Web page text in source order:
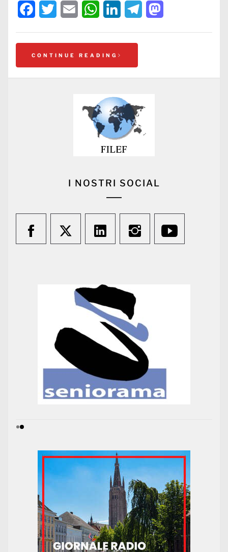
Facebook
Twitter Email WhatsAppLinkedInTelegram
CONTINUE READING
I NOSTRI SOCIAL